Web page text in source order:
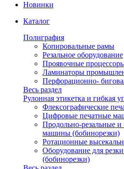
Новинки
Каталог
Полиграфия
Копировальные рамы
Резальное оборудование
Проявочные
Ламинаторы
Перфорационно-
Весь раздел
Рулонная этикетка и гибкая
Флексографические
Цифровые печатные
Продольно-резальные и
машины (бобинорезки)
Ротационные
Оборудование для
(бобинорезки)